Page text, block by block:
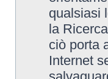
qualsiasi
la
ciò porta
Internet